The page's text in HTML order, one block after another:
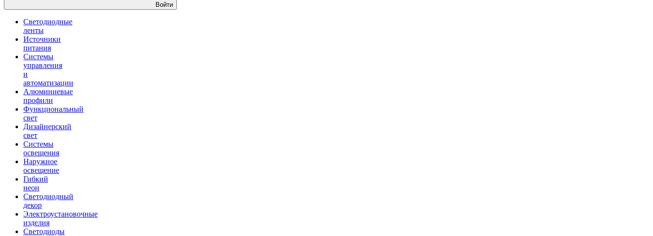
Войти
Светодиодные
ленты
Источники
питания
Системы
управления
и
автоматизации
Алюминиевые
профили
Функциональный
свет
Дизайнерский
свет
Системы
освещения
Наружное
освещение
Гибкий
неон
Светодиодный
декор
Электроустановочные
изделия
Светодиоды